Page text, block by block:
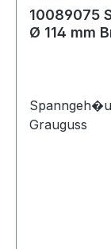
10089075
Ø 114 mm
Grauguss